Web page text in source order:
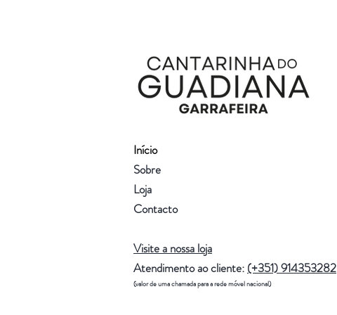
Início
Sobre
Loja
Contacto
Visite a nossa loja
Atendimento ao cliente: (+351) 914353282
(valor de uma chamada para a rede móvel nacional)